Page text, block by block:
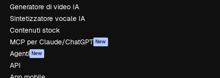
Generatore di video IA
Sintetizzatore vocale IA
Contenuti stock
MCP per Claude/ChatGPT New
Agenti New
API